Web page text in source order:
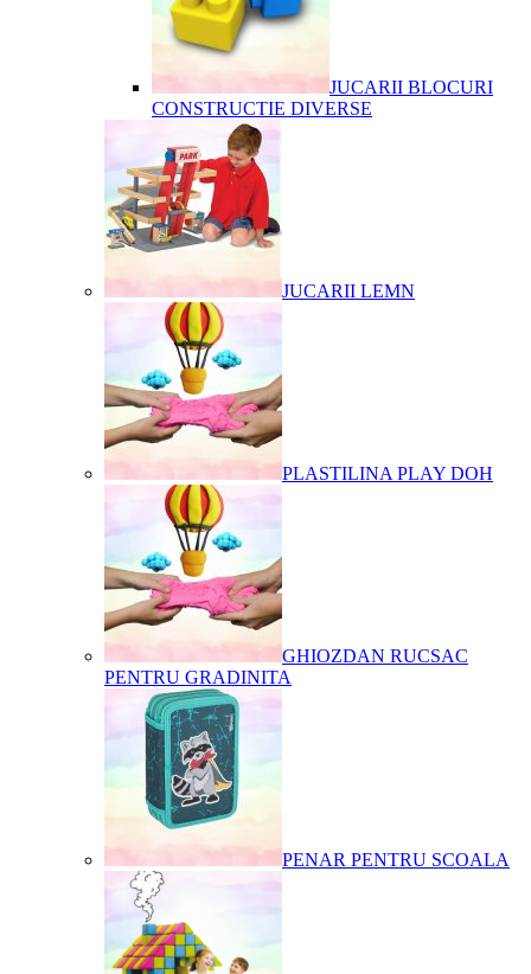
JUCARII BLOCURI
CONSTRUCTIE DIVERSE
JUCARII LEMN
PLASTILINA PLAY DOH
GHIOZDAN RUCSAC
PENTRU GRADINITA
PENAR PENTRU SCOALA